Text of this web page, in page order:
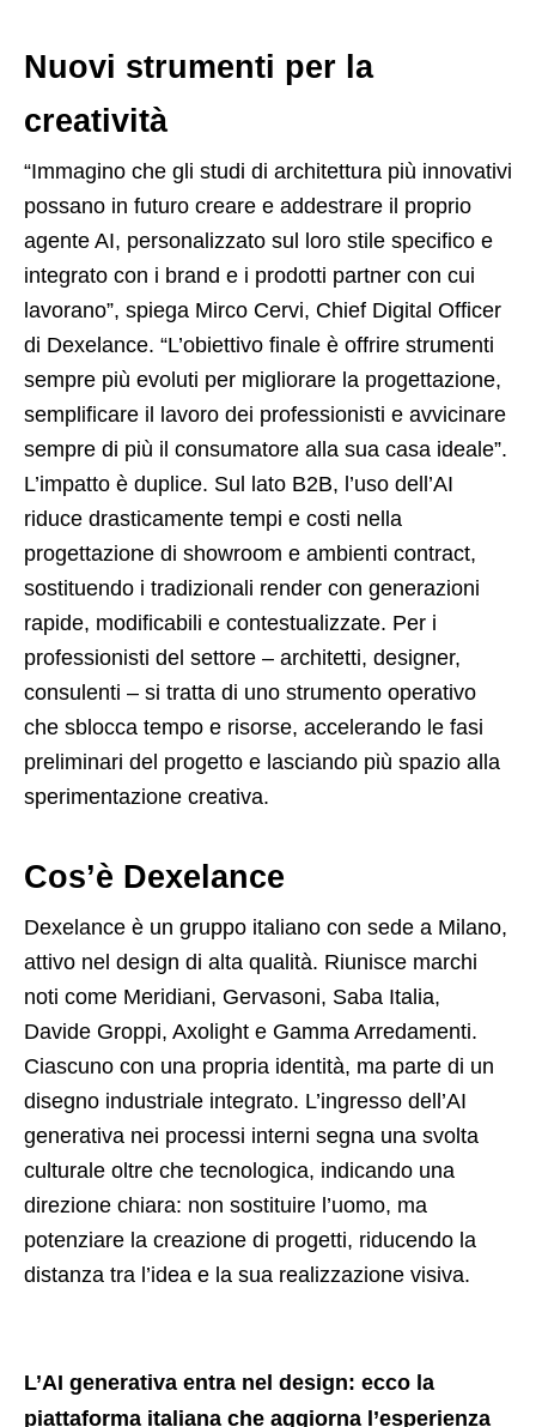
Nuovi strumenti per la
creatività
“Immagino che gli studi di architettura più innovativi
possano in futuro creare e addestrare il proprio
agente AI, personalizzato sul loro stile specifico e
integrato con i brand e i prodotti partner con cui
lavorano”, spiega Mirco Cervi, Chief Digital Officer
di Dexelance. “L’obiettivo finale è offrire strumenti
sempre più evoluti per migliorare la progettazione,
semplificare il lavoro dei professionisti e avvicinare
sempre di più il consumatore alla sua casa ideale”.
L’impatto è duplice. Sul lato B2B, l’uso dell’AI
riduce drasticamente tempi e costi nella
progettazione di showroom e ambienti contract,
sostituendo i tradizionali render con generazioni
rapide, modificabili e contestualizzate. Per i
professionisti del settore – architetti, designer,
consulenti – si tratta di uno strumento operativo
che sblocca tempo e risorse, accelerando le fasi
preliminari del progetto e lasciando più spazio alla
sperimentazione creativa.
Cos’è Dexelance
Dexelance è un gruppo italiano con sede a Milano,
attivo nel design di alta qualità. Riunisce marchi
noti come Meridiani, Gervasoni, Saba Italia,
Davide Groppi, Axolight e Gamma Arredamenti.
Ciascuno con una propria identità, ma parte di un
disegno industriale integrato. L’ingresso dell’AI
generativa nei processi interni segna una svolta
culturale oltre che tecnologica, indicando una
direzione chiara: non sostituire l’uomo, ma
potenziare la creazione di progetti, riducendo la
distanza tra l’idea e la sua realizzazione visiva.
L’AI generativa entra nel design: ecco la
piattaforma italiana che aggiorna l’esperienza